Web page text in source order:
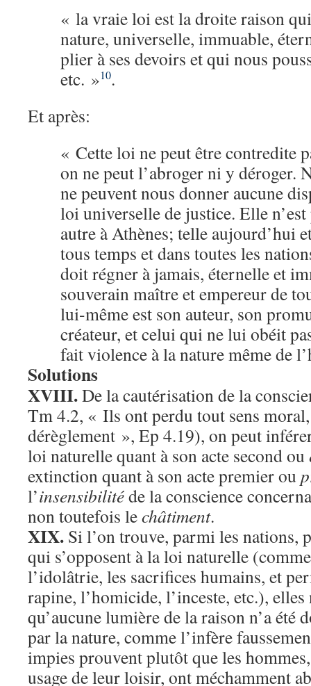
« la vraie loi est la droite raison qui
nature, universelle, immuable,
plier à ses devoirs et qui nous
etc. »10.
Et après:
« Cette loi ne peut être contredite
on ne peut l’abroger ni y déroger.
ne peuvent nous donner aucune
loi universelle de justice. Elle n’est
autre à Athènes; telle aujourd’hui
tous temps et dans toutes les
doit régner à jamais, éternelle et
souverain maître et empereur de
lui-même est son auteur, son
créateur, et celui qui ne lui obéit
fait violence à la nature même de
Solutions
XVIII.De la cautérisation de la
Tm 4.2, « Ils ont perdu tout sens
dérèglement », Ep 4.19), on peut
loi naturelle quant à son acte second ou
extinction quant à son acte premier ou
l’insensibilitéde la conscience
non toutefois lechâtiment.
XIX. Si l’on trouve, parmi les nations,
qui s’opposent à la loi naturelle
l’idolâtrie, les sacrifices humains, et
rapine, l’homicide, l’inceste, etc.),
qu’aucune lumière de la raison n’a été
par la nature, comme l’infère
impies prouvent plutôt que les
usage de leur loisir, ont méchamment